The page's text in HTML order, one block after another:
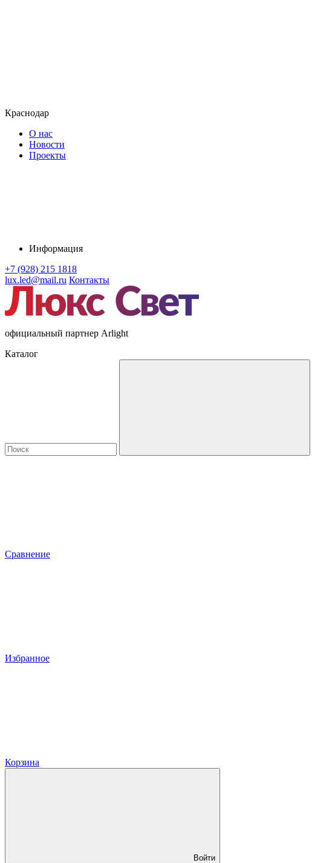
Краснодар
О нас
Новости
Проекты
Информация
+7 (928) 215 1818
lux.led@mail.ru Контакты
официальный партнер Arlight
Каталог
Сравнение
Избранное
Корзина
Войти